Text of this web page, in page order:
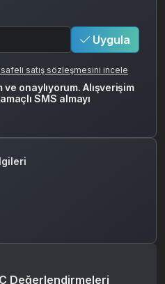
Uygula
satış sözleşmesini incele
onaylıyorum. Alışverişim
SMS almayı
Değerlendirmeleri